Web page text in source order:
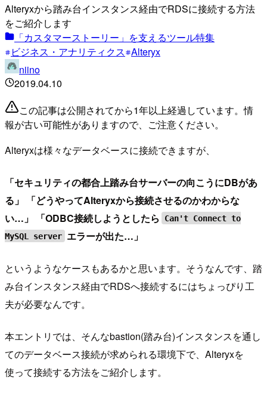
Alteryxから踏み台インスタンス経由でRDSに接続する方法
をご紹介します
「カスタマーストーリー」を支えるツール特集
ビジネス・アナリティクス Alteryx
niino
2019.04.10
この記事は公開されてから1年以上経過しています。情
報が古い可能性がありますので、ご注意ください。
Alteryxは様々なデータベースに接続できますが、
「セキュリティの都合上踏み台サーバーの向こうにDBがあ
る」
「どうやってAlteryxから接続させるのかわからな
い…」
「ODBC接続しようとしたら
Can't Connect to
MySQL server エラーが出た…」
というようなケースもあるかと思います。そうなんです、踏
み台インスタンス経由でRDSへ接続するにはちょっぴり工
夫が必要なんです。
本エントリでは、そんなbastion(踏み台)インスタンスを通し
てのデータベース接続が求められる環境下で、Alteryxを
使って接続する方法をご紹介します。